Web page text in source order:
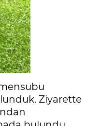
Ziyarette